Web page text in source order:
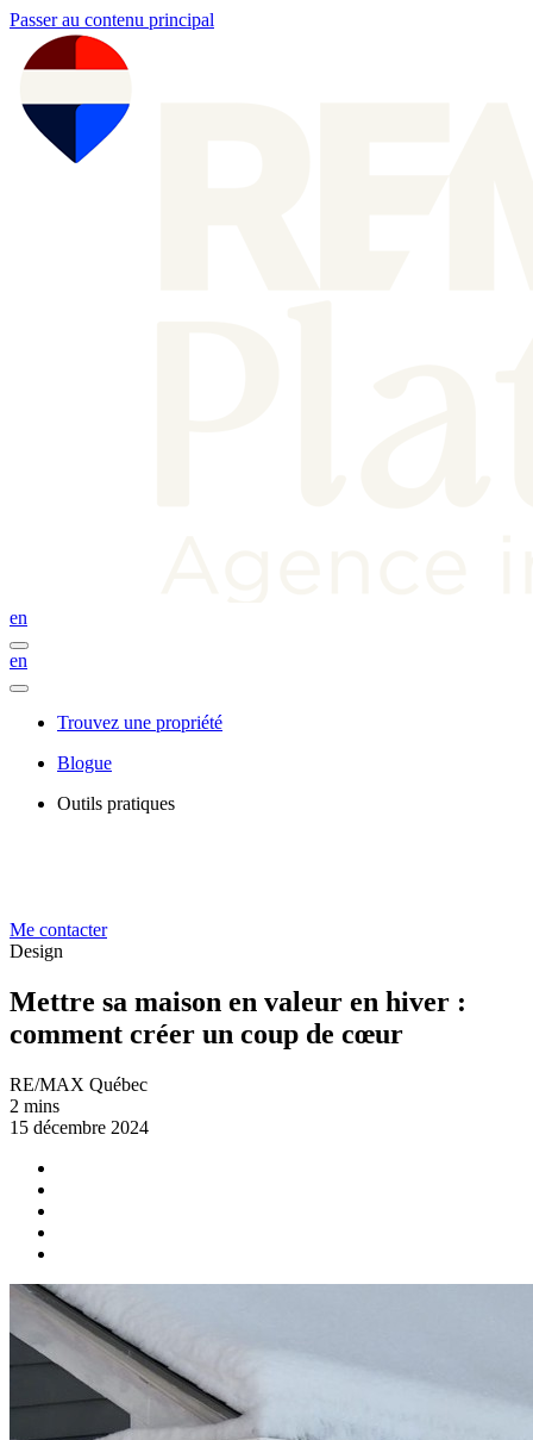
Passer au contenu principal
en
en
Trouvez une propriété
Blogue
Outils pratiques
Me contacter
Design
Mettre sa maison en valeur en hiver :
comment créer un coup de cœur
RE/MAX Québec
2 mins
15 décembre 2024